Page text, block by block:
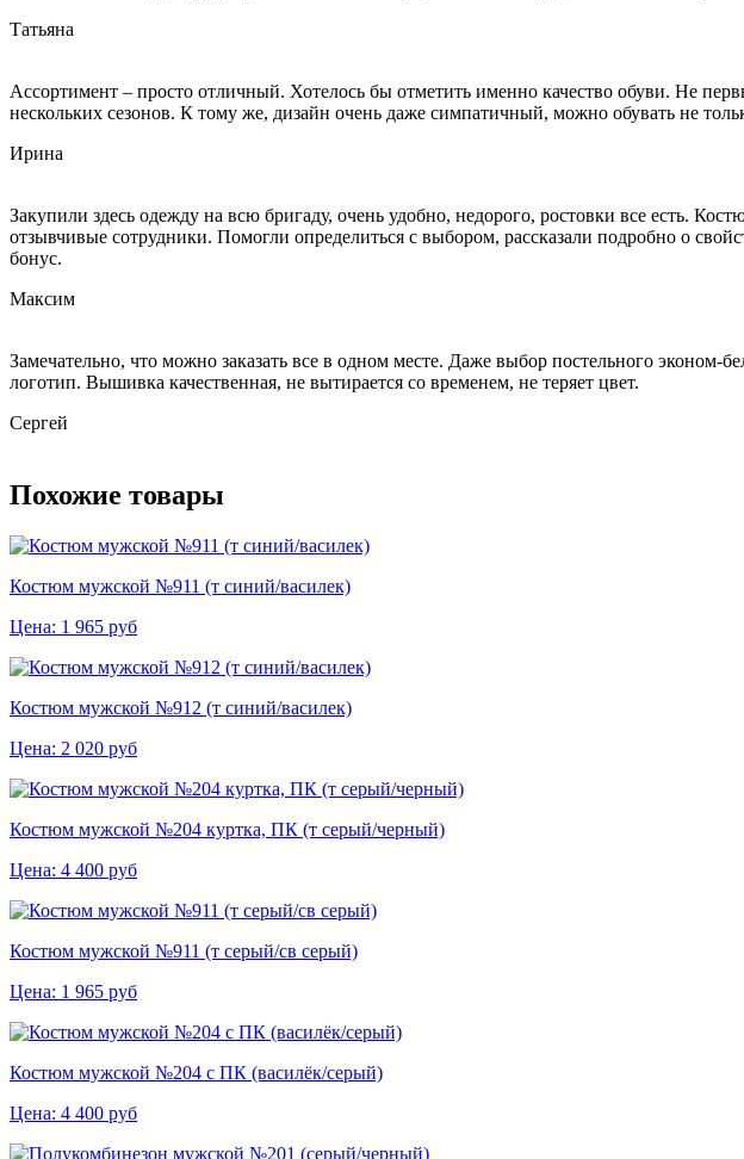
Татьяна
Ассортимент – просто отличный. Хотелось бы отметить именно качество обуви. Не
нескольких сезонов. К тому же, дизайн очень даже симпатичный, можно обувать не
Ирина
Закупили здесь одежду на всю бригаду, очень удобно, недорого, ростовки все есть.
отзывчивые сотрудники. Помогли определиться с выбором, рассказали подробно о
бонус.
Максим
Замечательно, что можно заказать все в одном месте. Даже выбор постельного
логотип. Вышивка качественная, не вытирается со временем, не теряет цвет.
Сергей
Похожие товары
Костюм мужской №911 (т синий/василек)
Цена: 1 965 руб
Костюм мужской №912 (т синий/василек)
Цена: 2 020 руб
Костюм мужской №204 куртка, ПК (т серый/черный)
Цена: 4 400 руб
Костюм мужской №911 (т серый/св серый)
Цена: 1 965 руб
Костюм мужской №204 с ПК (василёк/серый)
Цена: 4 400 руб